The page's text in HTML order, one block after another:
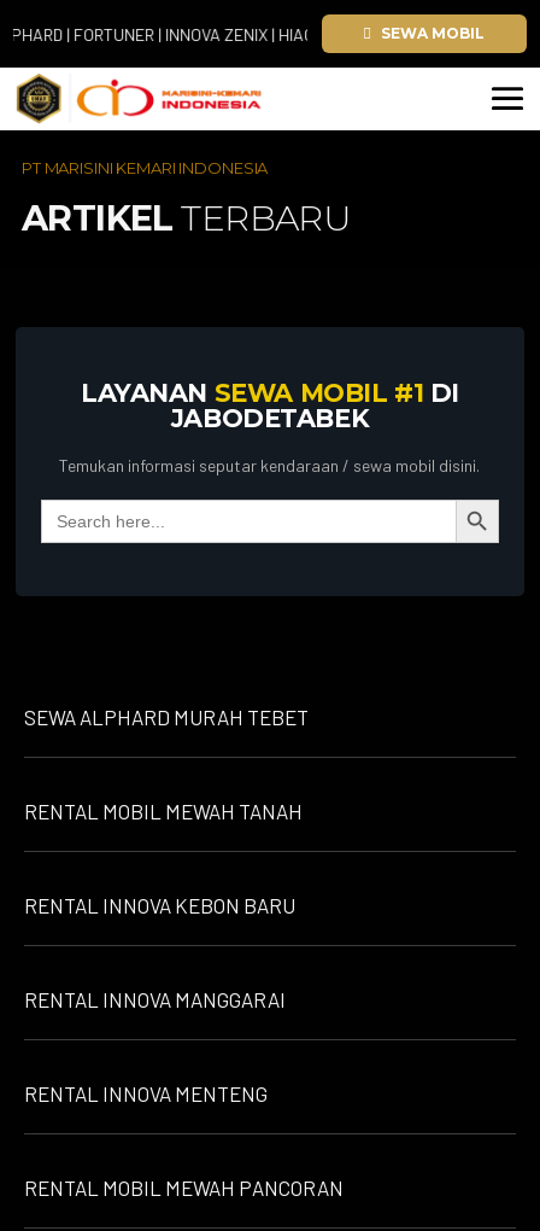
| FORTUNER | INNOVA ZENIX | HIACE SEWA MOBIL
PT MARISINI KEMARI INDONESIA
ARTIKEL TERBARU
LAYANAN SEWA MOBIL #1 DI
JABODETABEK
Temukan informasi seputar kendaraan / sewa mobil disini.
Search
for:
Search Button
SEWA ALPHARD MURAH TEBET
RENTAL MOBIL MEWAH TANAH
RENTAL INNOVA KEBON BARU
RENTAL INNOVA MANGGARAI
RENTAL INNOVA MENTENG
RENTAL MOBIL MEWAH PANCORAN